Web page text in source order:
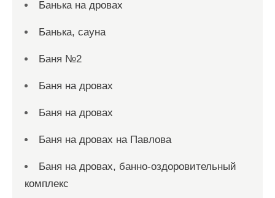
Банька на дровах
Банька, сауна
Баня №2
Баня на дровах
Баня на дровах
Баня на дровах на Павлова
Баня на дровах, банно-оздоровительный
комплекс